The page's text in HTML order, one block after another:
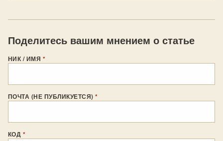
Поделитесь вашим мнением о статье
НИК / ИМЯ *
ПОЧТА (НЕ ПУБЛИКУЕТСЯ)*
КОД *